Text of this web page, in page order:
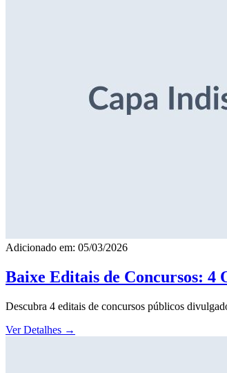
Adicionado em: 05/03/2026
Baixe Editais de Concursos:
Descubra 4 editais de concursos públicos
Ver Detalhes →